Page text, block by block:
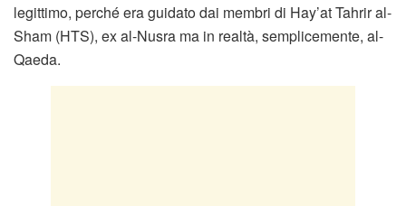
legittimo, perché era guidato dai membri di Hay’at Tahrir al-
Sham (HTS), ex al-Nusra ma in realtà, semplicemente, al-
Qaeda.